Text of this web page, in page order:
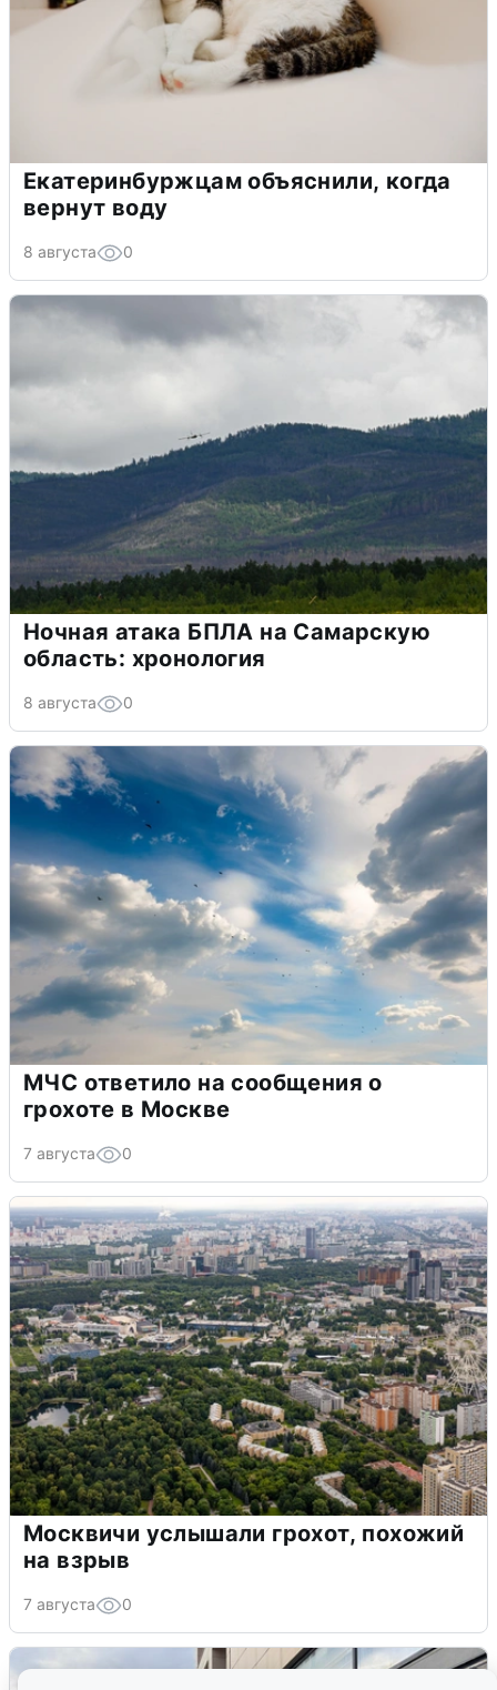
Екатеринбуржцам объяснили, когда
вернут воду
8 августа 0
Ночная атака БПЛА на Самарскую
область: хронология
8 августа 0
МЧС ответило на сообщения о
грохоте в Москве
7 августа 0
Москвичи услышали грохот, похожий
на взрыв
7 августа 0